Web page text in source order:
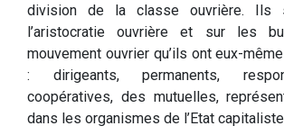
division de la classe ouvrière. Ils
l’aristocratie ouvrière et sur les
mouvement ouvrier qu’ils ont eux-
: dirigeants, permanents,
coopératives, des mutuelles,
dans les organismes de l’Etat